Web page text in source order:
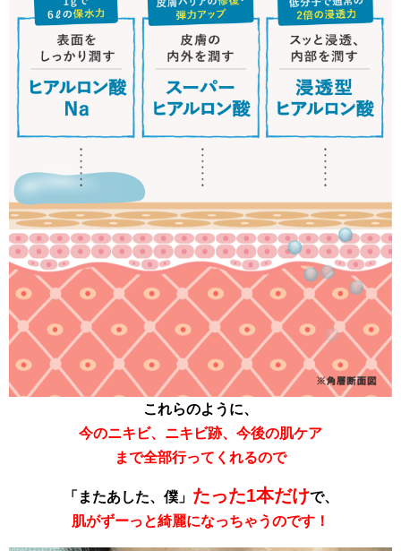
これらのように、
今のニキビ、ニキビ跡、今後の肌ケア
まで全部行ってくれるので
「またあした、僕」 たった1本だけで、
肌がずーっと綺麗になっちゃうのです！